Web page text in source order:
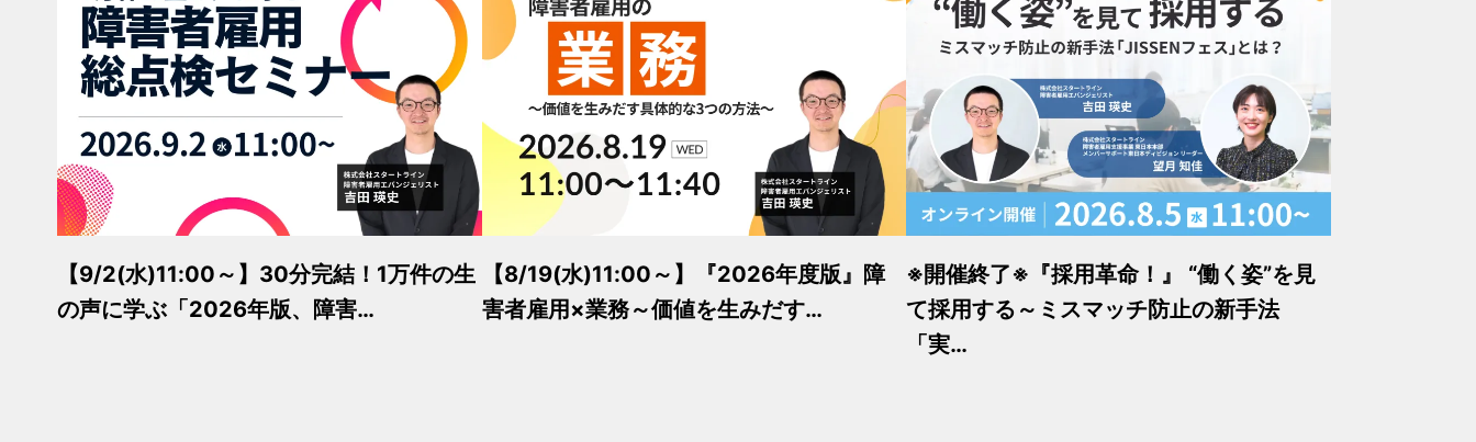
【9/2(水)11:00～】30分完結！1万件の生
の声に学ぶ「2026年版、障害…
【8/19(水)11:00～】『2026年度版』障
害者雇用×業務～価値を生みだす…
※開催終了※『採用革命！』 “働く姿”を見
て採用する～ミスマッチ防止の新手法
「実…